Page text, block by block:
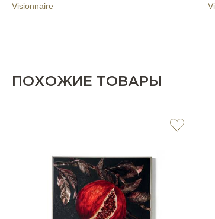
Visionnaire
ПОХОЖИЕ ТОВАРЫ